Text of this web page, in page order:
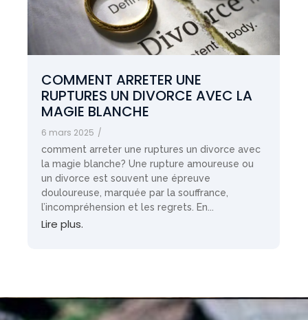
COMMENT ARRETER UNE
RUPTURES UN DIVORCE AVEC LA
MAGIE BLANCHE
6 mars 2025 /
comment arreter une ruptures un divorce avec
la magie blanche? Une rupture amoureuse ou
un divorce est souvent une épreuve
douloureuse, marquée par la souffrance,
l’incompréhension et les regrets. En...
Lire plus.